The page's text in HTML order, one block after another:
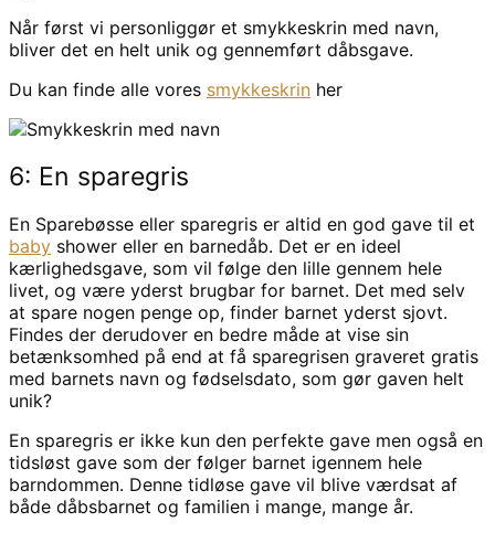
Når først vi personliggør et smykkeskrin med navn,
bliver det en helt unik og gennemført dåbsgave.
Du kan finde alle vores smykkeskrin her
6: En sparegris
En Sparebøsse eller sparegris er altid en god gave til et
baby shower eller en barnedåb. Det er en ideel
kærlighedsgave, som vil følge den lille gennem hele
livet, og være yderst brugbar for barnet. Det med selv
at spare nogen penge op, finder barnet yderst sjovt.
Findes der derudover en bedre måde at vise sin
betænksomhed på end at få sparegrisen graveret gratis
med barnets navn og fødselsdato, som gør gaven helt
unik?
En sparegris er ikke kun den perfekte gave men også en
tidsløst gave som der følger barnet igennem hele
barndommen. Denne tidløse gave vil blive værdsat af
både dåbsbarnet og familien i mange, mange år.